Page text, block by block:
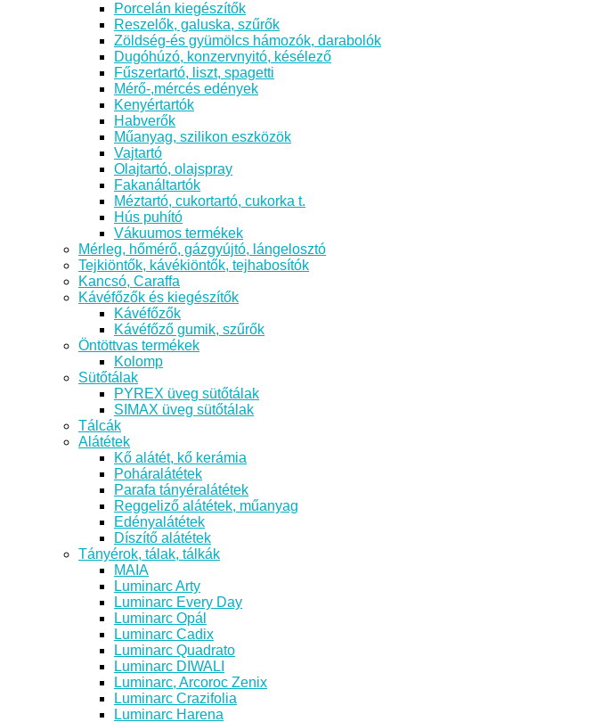
Porcelán kiegészítők
Reszelők, galuska, szűrők
Zöldség-és gyümölcs hámozók, darabolók
Dugóhúzó, konzervnyitó, késélező
Fűszertartó, liszt, spagetti
Mérő-,mércés edények
Kenyértartók
Habverők
Műanyag, szilikon eszközök
Vajtartó
Olajtartó, olajspray
Fakanáltartók
Méztartó, cukortartó, cukorka t.
Hús puhító
Vákuumos termékek
Mérleg, hőmérő, gázgyújtó, lángelosztó
Tejkiöntők, kávékiöntők, tejhabosítók
Kancsó, Caraffa
Kávéfőzők és kiegészítők
Kávéfőzők
Kávéfőző gumik, szűrők
Öntöttvas termékek
Kolomp
Sütőtálak
PYREX üveg sütőtálak
SIMAX üveg sütőtálak
Tálcák
Alátétek
Kő alátét, kő kerámia
Poháralátétek
Parafa tányéralátétek
Reggeliző alátétek, műanyag
Edényalátétek
Díszítő alátétek
Tányérok, tálak, tálkák
MAIA
Luminarc Arty
Luminarc Every Day
Luminarc Opál
Luminarc Cadix
Luminarc Quadrato
Luminarc DIWALI
Luminarc, Arcoroc Zenix
Luminarc Crazifolia
Luminarc Harena